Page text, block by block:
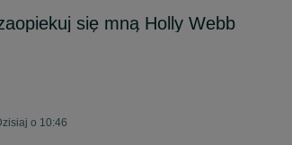
się mną Holly Webb
o 10:46